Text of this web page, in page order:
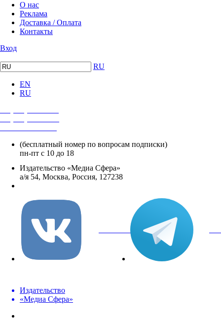
О нас
Реклама
Доставка / Оплата
Контакты
Вход
RU
EN
RU
(бесплатный номер по вопросам подписки)
пн-пт с 10 до 18
Издательство «Медиа Сфера»
а/я 54, Москва, Россия, 127238
вКонтакте
Издательство
«Медиа Сфера»